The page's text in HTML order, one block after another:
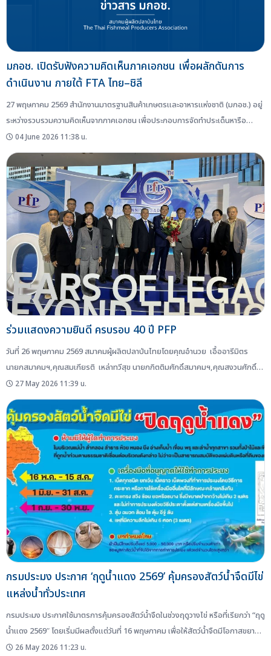
มกอช. เปิดรับฟังความคิดเห็นภาคเอกชน เพื่อผลักดันการ
ดำเนินงาน ภายใต้ FTA ไทย–ชิลี
27 พฤษภาคม 2569 สำนักงานมาตรฐานสินค้าเกษตรและอาหารแห่งชาติ (มกอช.) อยู่
ระหว่างรวบรวมความคิดเห็นจากภาคเอกชน เพื่อประกอบการจัดทำประเด็นหารือ
สำหรับการประชุมคณะกรรมการด้านสุขอนามัยและสุขอนามัยพืช หรือ Committee
on Sanitary and Phytosanitary Measures (Committee on SPS) ภายใต้
ความตกลงการค้าเสรีไทย–ชิลี ครั้งที่ 6...
04 June 2026 11:38 น.
ร่วมแสดงความยินดี ครบรอบ 40 ปี PFP
วันที่ 26 พฤษภาคม 2569 สมาคมผู้ผลิตปลาป่นไทยโดยคุณอำนวย เอื้ออารีมิตร
นายกสมาคมฯ,คุณสมเกียรติ เหล่าทวีสุข นายกกิตติมศักดิ์สมาคมฯ,คุณสงวนศักดิ์
อัครวรินทร์ชัย นายกกิตติมศักดิ์สมาคมฯ พร้อมด้วยคณะกรรมการบริหารสมาคมฯ
ร่วมแสดงความยินดีกับคุณทวี ปิยะพัฒนา ที่ปรึกษากิตติมศักดิ์สมาคมฯ ในโอกาสงาน
เฉลิมฉลอง ครบรอบ 40 ปี PFP ...
27 May 2026 11:39 น.
กรมประมง ประกาศ ‘ฤดูน้ำแดง 2569’ คุ้มครองสัตว์น้ำจืดมีไข่
แหล่งน้ำทั่วประเทศ
กรมประมง ประกาศใช้มาตรการคุ้มครองสัตว์น้ำจืดในช่วงฤดูวางไข่ หรือที่เรียกว่า “ฤดู
น้ำแดง 2569″ โดยเริ่มมีผลตั้งแต่วันที่ 16 พฤษภาคม เพื่อให้สัตว์น้ำจืดมีโอกาสขยาย
พันธุ์และเพิ่มจำนวนในแหล่งน้ำธรรมชาติทั่วประเทศ ฤดูน้ำแดงคืออะไร ฤดูน้ำแดง คือ
26 May 2026 11:23 น.